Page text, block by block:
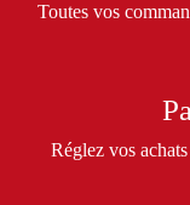
Toutes vos
Réglez vos